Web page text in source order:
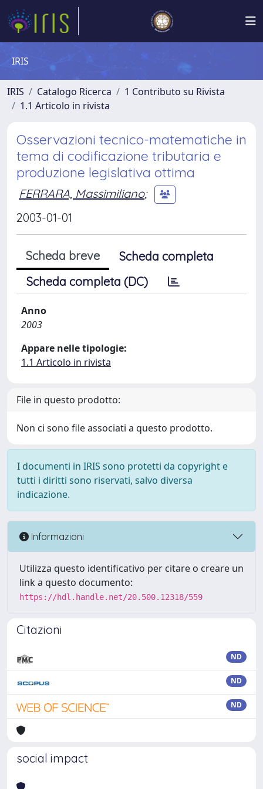
IRIS
IRIS Catalogo Ricerca
1 Contributo su Rivista
1.1 Articolo in rivista
Osservazioni tecnico-matematiche in
tema di codificazione tributaria e
produzione legislativa ottima
FERRARA, Massimiliano;
2003-01-01
Scheda breve
Scheda completa
Scheda completa (DC)
Anno
2003
Appare nelle tipologie:
1.1 Articolo in rivista
File in questo prodotto:
Non ci sono file associati a questo prodotto.
I documenti in IRIS sono protetti da copyright e
tutti i diritti sono riservati, salvo diversa
indicazione.
Informazioni
Utilizza questo identificativo per citare o creare un
link a questo documento:
https://hdl.handle.net/20.500.12318/559
Citazioni
ND
ND
ND
social impact